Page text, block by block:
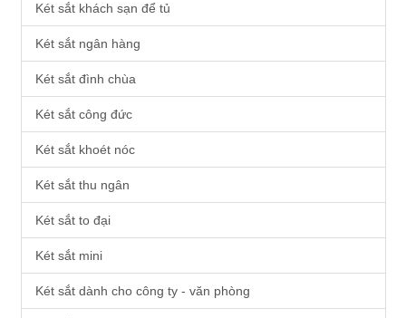
Két sắt khách sạn để tủ
Két sắt ngân hàng
Két sắt đình chùa
Két sắt công đức
Két sắt khoét nóc
Két sắt thu ngân
Két sắt to đại
Két sắt mini
Két sắt dành cho công ty - văn phòng